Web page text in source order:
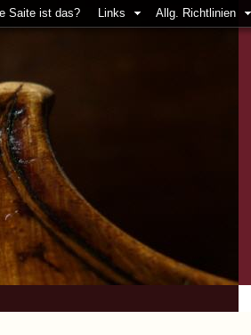
Saite ist das? Links Allg. Richtlinien